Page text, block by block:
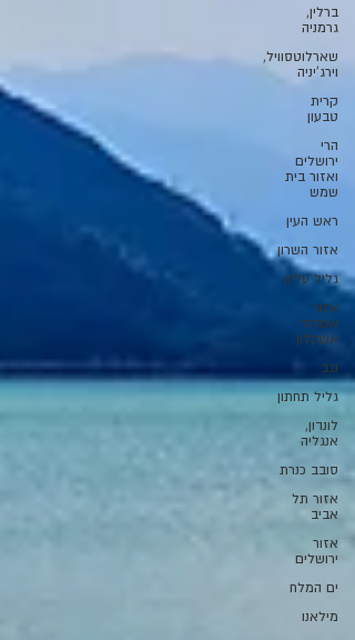
ברלין,
גרמניה
שארלוטסוויל,
וירג'יניה
קרית
טבעון
הרי
ירושלים
ואזור בית
שמש
ראש העין
אזור השרון
גליל עליון
אזור
אשדוד
אשקלון
נגב
גליל תחתון
לונדון,
אנגליה
סובב כנרת
אזור תל
אביב
אזור
ירושלים
ים המלח
מילאנו